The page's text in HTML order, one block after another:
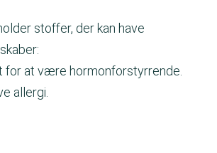
stoffer, der kan have
for at være hormonforstyrrende.
allergi.